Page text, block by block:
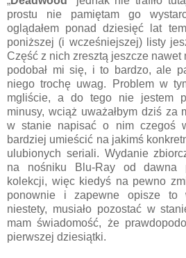
prostu nie pamiętam go
oglądałem ponad dziesięć lat
poniższej (i wcześniejszej) listy
Część z nich zresztą jeszcze nawet
podobał mi się, i to bardzo, ale
niego trochę uwag. Problem w
mgliście, a do tego nie jestem
minusy, wciąż uważałbym dziś za
w stanie napisać o nim czegoś
bardziej umieścić na jakimś
ulubionych seriali. Wydanie
na nośniku Blu-Ray od dawna
kolekcji, więc kiedyś na pewno
ponownie i zapewne opisze to
niestety, musiało pozostać w
mam świadomość, że
pierwszej dziesiątki.